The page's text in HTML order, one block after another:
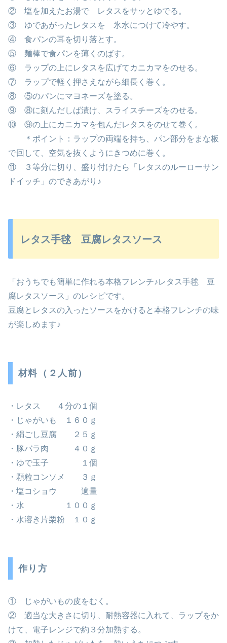
② 塩を加えたお湯で レタスをサッとゆでる。
③ ゆであがったレタスを 氷水につけて冷やす。
④ 食パンの耳を切り落とす。
⑤ 麺棒で食パンを薄くのばす。
⑥ ラップの上にレタスを広げてカニカマをのせる。
⑦ ラップで軽く押さえながら細長く巻く。
⑧ ⑤のパンにマヨネーズを塗る。
⑨ ⑧に刻んだしば漬け、スライスチーズをのせる。
⑩ ⑨の上にカニカマを包んだレタスをのせて巻く。
＊ポイント：ラップの両端を持ち、パン部分をまな板
で回して、空気を抜くようにきつめに巻く。
⑪ ３等分に切り、盛り付けたら「レタスのルーローサン
ドイッチ」のできあがり♪
レタス手毬 豆腐レタスソース
「おうちでも簡単に作れる本格フレンチ♪レタス手毬 豆
腐レタスソース」のレシピです。
豆腐とレタスの入ったソースをかけると本格フレンチの味
が楽しめます♪
材料（２人前）
・レタス ４分の１個
・じゃがいも １６０ｇ
・絹ごし豆腐 ２５ｇ
・豚バラ肉 ４０ｇ
・ゆで玉子 １個
・顆粒コンソメ ３ｇ
・塩コショウ 適量
・水 １００ｇ
・水溶き片栗粉 １０ｇ
作り方
① じゃがいもの皮をむく。
② 適当な大きさに切り、耐熱容器に入れて、ラップをか
けて、電子レンジで約３分加熱する。